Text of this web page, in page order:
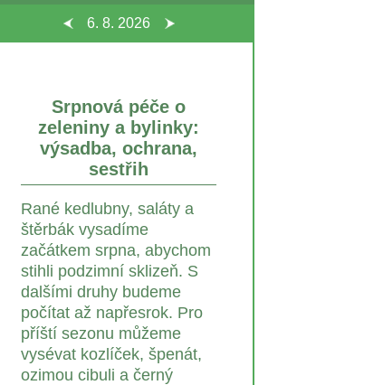
6. 8. 2026
Srpnová péče o
zeleniny a bylinky:
výsadba, ochrana,
sestřih
Rané kedlubny, saláty a
štěrbák vysadíme
začátkem srpna, abychom
stihli podzimní sklizeň. S
dalšími druhy budeme
počítat až napřesrok. Pro
příští sezonu můžeme
vysévat kozlíček, špenát,
ozimou cibuli a černý